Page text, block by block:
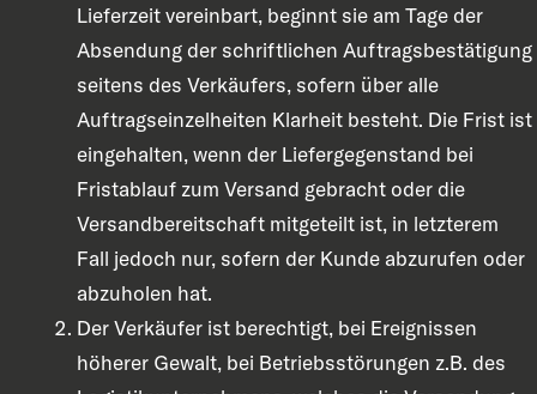
Lieferzeit vereinbart, beginnt sie am Tage der
Absendung der schriftlichen Auftragsbestätigung
seitens des Verkäufers, sofern über alle
Auftragseinzelheiten Klarheit besteht. Die Frist ist
eingehalten, wenn der Liefergegenstand bei
Fristablauf zum Versand gebracht oder die
Versandbereitschaft mitgeteilt ist, in letzterem
Fall jedoch nur, sofern der Kunde abzurufen oder
abzuholen hat.
Der Verkäufer ist berechtigt, bei Ereignissen
höherer Gewalt, bei Betriebsstörungen z.B. des